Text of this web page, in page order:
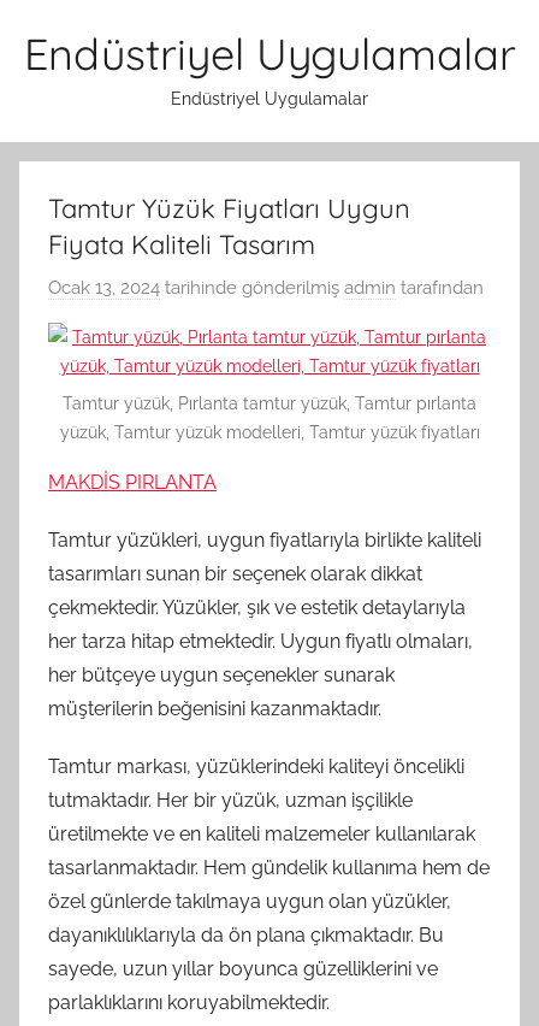
atlaEndüstriyel Uygulamalar
Endüstriyel Uygulamalar
Tamtur Yüzük Fiyatları Uygun
Fiyata Kaliteli Tasarım
Ocak 13, 2024 tarihinde gönderilmiş admin tarafından
Tamtur yüzük, Pırlanta tamtur yüzük, Tamtur pırlanta
yüzük, Tamtur yüzük modelleri, Tamtur yüzük fiyatları
MAKDİS PIRLANTA
Tamtur yüzükleri, uygun fiyatlarıyla birlikte kaliteli
tasarımları sunan bir seçenek olarak dikkat
çekmektedir. Yüzükler, şık ve estetik detaylarıyla
her tarza hitap etmektedir. Uygun fiyatlı olmaları,
her bütçeye uygun seçenekler sunarak
müşterilerin beğenisini kazanmaktadır.
Tamtur markası, yüzüklerindeki kaliteyi öncelikli
tutmaktadır. Her bir yüzük, uzman işçilikle
üretilmekte ve en kaliteli malzemeler kullanılarak
tasarlanmaktadır. Hem gündelik kullanıma hem de
özel günlerde takılmaya uygun olan yüzükler,
dayanıklılıklarıyla da ön plana çıkmaktadır. Bu
sayede, uzun yıllar boyunca güzelliklerini ve
parlaklıklarını koruyabilmektedir.